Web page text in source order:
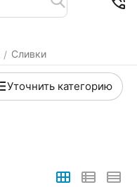
/ Сливки
Уточнить категорию